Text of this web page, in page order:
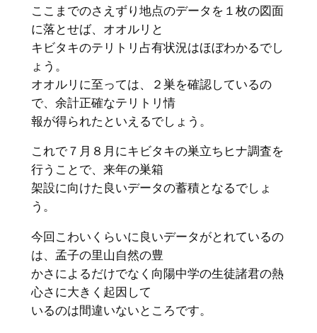
ここまでのさえずり地点のデータを１枚の図面
に落とせば、オオルリと
キビタキのテリトリ占有状況はほぼわかるでし
ょう。
オオルリに至っては、２巣を確認しているの
で、余計正確なテリトリ情
報が得られたといえるでしょう。
これで７月８月にキビタキの巣立ちヒナ調査を
行うことで、来年の巣箱
架設に向けた良いデータの蓄積となるでしょ
う。
今回こわいくらいに良いデータがとれているの
は、孟子の里山自然の豊
かさによるだけでなく向陽中学の生徒諸君の熱
心さに大きく起因して
いるのは間違いないところです。